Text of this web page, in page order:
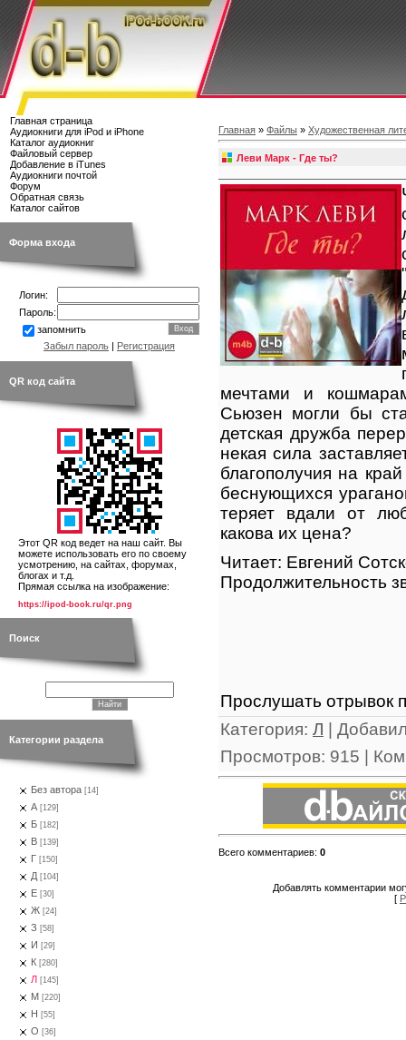
Главная страница
Аудиокниги для iPod и iPhone
Каталог аудиокниг
Файловый сервер
Добавление в iTunes
Аудиокниги почтой
Форум
Обратная связь
Каталог сайтов
Форма входа
Логин:
Пароль:
запомнить
Забыл пароль | Регистрация
QR код сайта
Этот QR код ведет на наш сайт. Вы
можете использовать его по своему
усмотрению, на сайтах, форумах,
блогах и т.д.
Прямая ссылка на изображение:
https://ipod-book.ru/qr.png
Поиск
Категории раздела
Без автора [14]
А [129]
Б [182]
В [139]
Г [150]
Д [104]
Е [30]
Ж [24]
З [58]
И [29]
К [280]
Л [145]
М [220]
Н [55]
О [36]
Главная » Файлы » Художественная
Леви Марк - Где ты?
мечтами и
Сьюзен могли бы
детская дружба
некая сила
благополучия на
беснующихся
теряет вдали от
какова их цена?
Читает: Евгений
Продолжительность
Прослушать отрывок
Категория: Л |
Просмотров: 915 |
Всего комментариев: 0
Добавлять комментарии
[